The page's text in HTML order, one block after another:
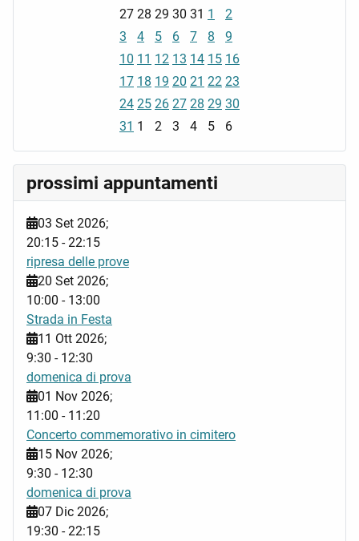
27 28 29 30 31 1
2
3
4 5 6 7 8
9
10 11 12 13 14 15 16
17 18 19 20 21 22 23
24 25 26 27 28 29 30
31 1 2 3 4 5 6
prossimi appuntamenti
03 Set 2026;
20:15 -22:15
ripresa delle prove
20 Set 2026;
10:00 - 13:00
Strada in Festa
11 Ott 2026;
9:30 - 12:30
domenica di prova
01 Nov 2026;
11:00 - 11:20
Concerto commemorativo in cimitero
15 Nov 2026;
9:30 - 12:30
domenica di prova
07 Dic 2026;
19:30 -22:15